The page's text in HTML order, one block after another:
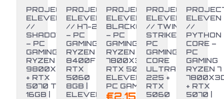
PROJECT
ELEVEN
//
SHADOW
– PC
GAMING
RYZEN 7
9800X3D
+ RTX
5070 TI
16GB |
-3%
PROJECT
ELEVEN
// H7-25
– PC
GAMING
RYZEN 5
8400F +
RTX
5060
8GB |
ELEVEN
PROJECT
ELEVEN //
BLACKOUT
– PC
GAMING
RYZEN 7
7800X3D +
RTX 5070 |
ELEVEN
PC GAMING
€2.150,00
PROJECT
ELEVEN
// TWIN
STRIKE –
PC
GAMING
CORE
ULTRA 5
225 +
RTX
5060
ELEVEN
//
PYTHON
CORE –
PC
GAMING
RYZEN 7
+ RTX
5070 |